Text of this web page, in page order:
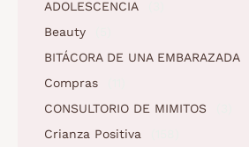
ADOLESCENCIA
Beauty
BITÁCORA DE UNA EMBARAZADA
Compras
CONSULTORIO DE MIMITOS
Crianza Positiva